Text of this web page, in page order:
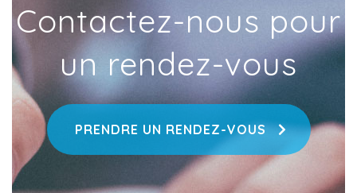
Contactez-nous pour
un rendez-vous
PRENDRE UN RENDEZ-VOUS